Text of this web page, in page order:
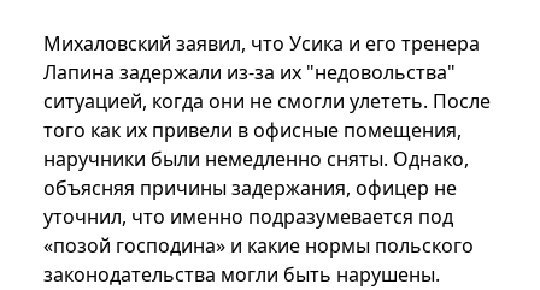
Михаловский заявил, что Усика и его тренера
Лапина задержали из-за их "недовольства"
ситуацией, когда они не смогли улететь. После
того как их привели в офисные помещения,
наручники были немедленно сняты. Однако,
объясняя причины задержания, офицер не
уточнил, что именно подразумевается под
«позой господина» и какие нормы польского
законодательства могли быть нарушены.